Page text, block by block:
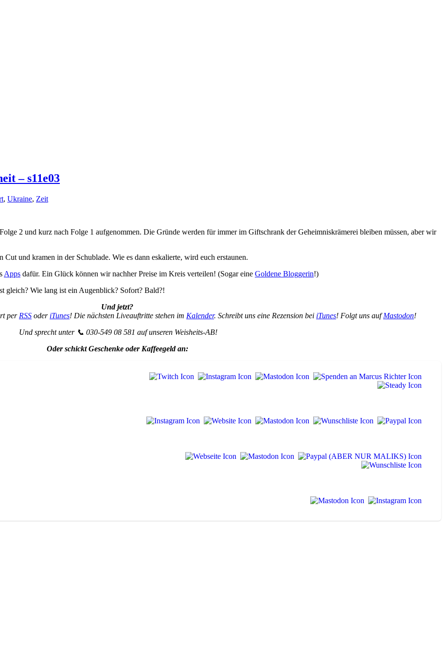
– s11e03
, Ukraine, Zeit
2 und kurz nach Folge 1 aufgenommen. Die Gründe werden für immer im Giftschrank der Geheimniskrämerei bleiben müssen, aber wir
und kramen in der Schublade. Wie es dann eskalierte, wird euch erstaunen.
Apps dafür. Ein Glück können wir nachher Preise im Kreis verteilen! (Sogar eine Goldene Bloggerin!)
gleich? Wie lang ist ein Augenblick? Sofort? Bald?!
Und jetzt?
per RSS oder iTunes! Die nächsten Liveauftritte stehen im Kalender. Schreibt uns eine Rezension bei iTunes! Folgt uns aufMastodon!
Und sprecht unter 📞 030-549 08 581 auf unseren Weisheits-AB!
Oder schickt Geschenke oder Kaffeegeld an: